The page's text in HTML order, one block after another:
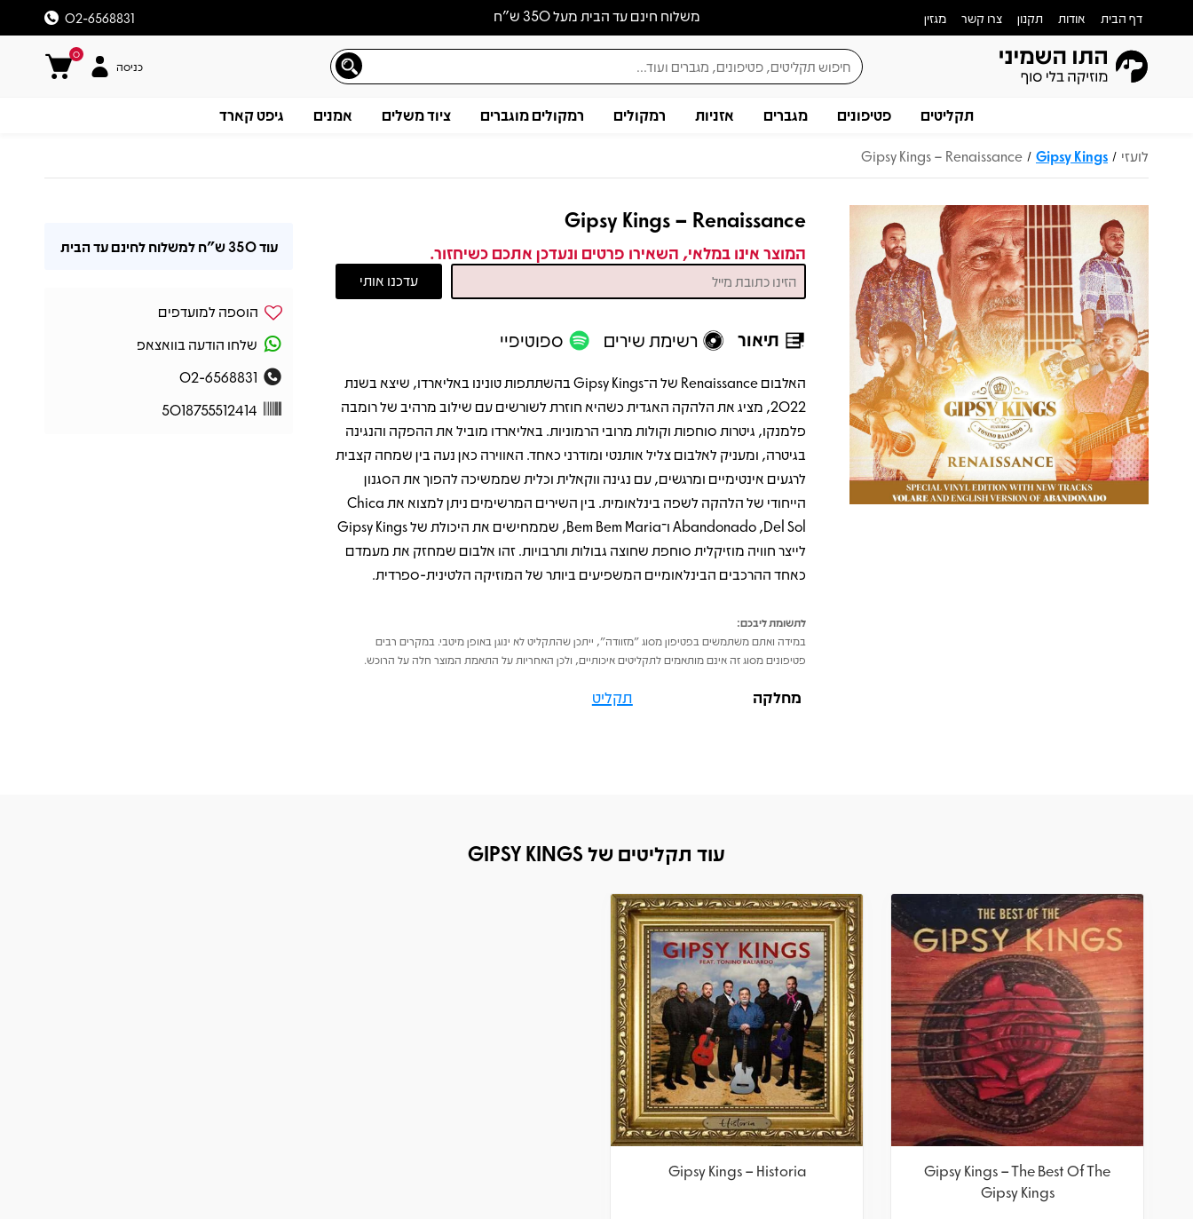
משלוח חינם עד הבית מעל 350 ש״ח דף הבית אודות תקנון צרו קשר מגזין 02-6568831
0
כניסה
תקליטים פטיפונים מגברים אזניות רמקולים רמקולים מוגברים ציוד משלים אמנים גיפט קארד
לועזי /
Gipsy Kings
/
Gipsy Kings – Renaissance
Gipsy Kings – Renaissance
המוצר אינו במלאי, השאירו פרטים ונעדכן אתכם כשיחזור.
תיאור רשימת שירים ספוטיפיי
תיאור
האלבום Renaissance של ה־Gipsy Kings בהשתתפות טונינו באליארדו, שיצא בשנת
2022, מציג את הלהקה האגדית כשהיא חוזרת לשורשים עם שילוב מרהיב של רומבה
פלמנקו, גיטרות סוחפות וקולות מרובי הרמוניות. באליארדו מוביל את ההפקה והנגינה
בגיטרה, ומעניק לאלבום צליל אותנטי ומודרני כאחד. האווירה כאן נעה בין שמחה קצבית
לרגעים אינטימיים ומרגשים, עם נגינה ווקאלית וכלית שממשיכה להפוך את הסגנון
הייחודי של הלהקה לשפה בינלאומית. בין השירים המרשימים ניתן למצוא את Chica
Del Sol, ‏Abandonado ו־Bem Bem Maria, שממחישים את היכולת של Gipsy Kings
לייצר חוויה מוזיקלית סוחפת שחוצה גבולות ותרבויות. זהו אלבום שמחזק את מעמדם
כאחד ההרכבים הבינלאומיים המשפיעים ביותר של המוזיקה הלטינית-ספרדית.
לתשומת ליבכם:
במידה ואתם משתמשים בפטיפון מסוג "מזוודה", ייתכן שהתקליט לא ינוגן באופן מיטבי. במקרים רבים
פטיפונים מסוג זה אינם מותאמים לתקליטים איכותיים, ולכן האחריות על התאמת המוצר חלה על הרוכש.
מחלקה תקליט
עוד350 ש"ח למשלוח לחינם עד הבית
הוספה למועדפים
שלחו הודעה בוואצאפ
02-6568831
5018755512414
עוד תקליטים של GIPSY KINGS
Gipsy Kings – The Best Of The
Gipsy Kings
Gipsy Kings – Historia